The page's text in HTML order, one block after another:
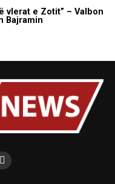
vlerat e Zotit” – Valbon
Bajramin